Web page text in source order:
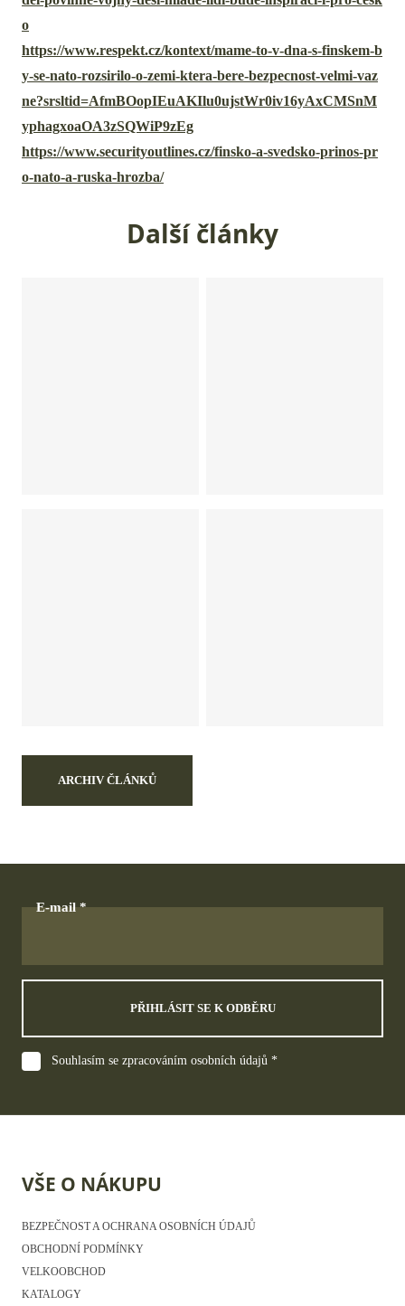
o
https://www.respekt.cz/kontext/mame-to-v-dna-s-finskem-b
y-se-nato-rozsirilo-o-zemi-ktera-bere-bezpecnost-velmi-vaz
ne?srsltid=AfmBOopIEuAKIlu0ujstWr0iv16yAxCMSnM
yphagxoaOA3zSQWiP9zEg
https://www.securityoutlines.cz/finsko-a-svedsko-prinos-pr
o-nato-a-ruska-hrozba/
Další články
ARCHIV ČLÁNKŮ
E-mail
PŘIHLÁSIT SE K ODBĚRU
Souhlasím se zpracováním osobních údajů *
VŠE O NÁKUPU
BEZPEČNOST A OCHRANA OSOBNÍCH ÚDAJŮ
OBCHODNÍ PODMÍNKY
VELKOOBCHOD
KATALOGY